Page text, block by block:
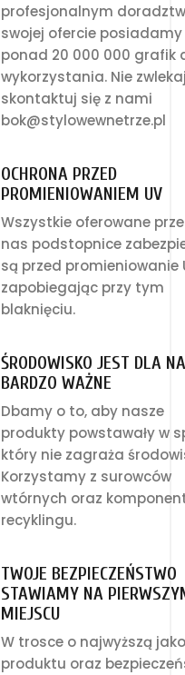
profesjonalnym
swojej ofercie posiadamy
ponad 20 000 000 grafik
wykorzystania. Nie
skontaktuj się z nami
bok@stylowewnetrze.pl
OCHRONA PRZED
PROMIENIOWANIEM UV
Wszystkie oferowane
nas podstopnice
są przed promieniowanie
zapobiegając przy tym
blaknięciu.
ŚRODOWISKO JEST DLA
BARDZO WAŻNE
Dbamy o to, aby nasze
produkty powstawały w
który nie zagraża
Korzystamy z surowców
wtórnych oraz
recyklingu.
TWOJE BEZPIECZEŃSTWO
STAWIAMY NA
MIEJSCU
W trosce o najwyższą
produktu oraz